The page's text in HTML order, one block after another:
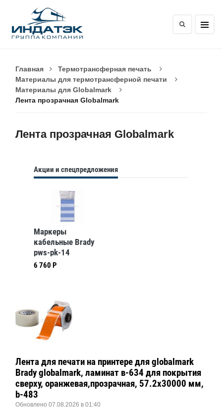
Главная
Термотрансферная печать
Материалы для термотрансферной печати
Материалы для Globalmark
Лента прозрачная Globalmark
Лента прозрачная Globalmark
Акции и спецпредложения
Маркеры
кабельные Brady
pws-pk-14
6 760 Р
Лента для печати на принтере для globalmark
Brady globalmark, ламинат в-634 для покрытия
сверху, оранжевая,прозрачная, 57.2x30000 мм,
b-483
Обновлено 07.08.2026 в 01:40